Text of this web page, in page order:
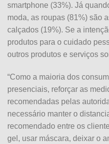
smartphone (33%). Já
moda, as roupas (81%) são
calçados (19%). Se a
produtos para o cuidado
outros produtos e serviços
“Como a maioria dos
presenciais, reforçar as
recomendadas pelas
necessário manter o
recomendado entre os
gel, usar máscara, deixar o